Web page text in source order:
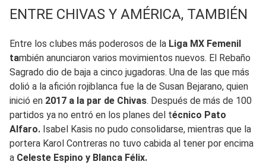
ENTRE CHIVAS Y AMÉRICA, TAMBIÉN
Entre los clubes más poderosos de la Liga MX Femenil
también anunciaron varios movimientos nuevos. El Rebaño
Sagrado dio de baja a cinco jugadoras. Una de las que más
dolió a la afición rojiblanca fue la de Susan Bejarano, quien
inició en 2017 a la par de Chivas. Después de más de 100
partidos ya no entró en los planes del técnico Pato
Alfaro. Isabel Kasis no pudo consolidarse, mientras que la
portera Karol Contreras no tuvo cabida al tener por encima
a Celeste Espino y Blanca Félix.